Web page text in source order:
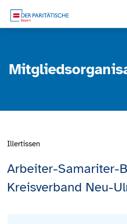
Arbeiter-Samariter-
Kreisverband Neu-
Illertissen